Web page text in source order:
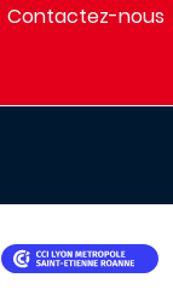
Contactez-nous
IMAGE